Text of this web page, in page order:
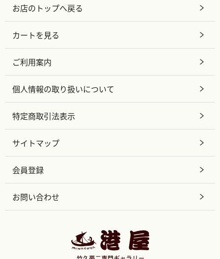
お店のトップへ戻る
カートを見る
ご利用案内
個人情報の取り扱いについて
特定商取引法表示
サイトマップ
会員登録
お問い合わせ